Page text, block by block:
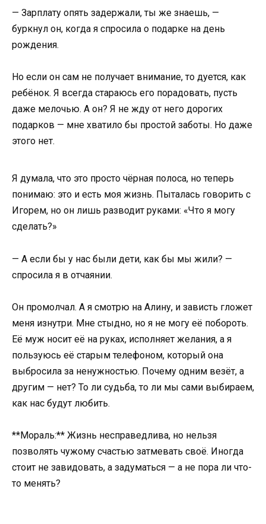
— Зарплату опять задержали, ты же знаешь, —
буркнул он, когда я спросила о подарке на день
рождения.
Но если он сам не получает внимание, то дуется, как
ребёнок. Я всегда стараюсь его порадовать, пусть
даже мелочью. А он? Я не жду от него дорогих
подарков — мне хватило бы простой заботы. Но даже
этого нет.
Я думала, что это просто чёрная полоса, но теперь
понимаю: это и есть моя жизнь. Пыталась говорить с
Игорем, но он лишь разводит руками: «Что я могу
сделать?»
— А если бы у нас были дети, как бы мы жили? —
спросила я в отчаянии.
Он промолчал. А я смотрю на Алину, и зависть гложет
меня изнутри. Мне стыдно, но я не могу её побороть.
Её муж носит её на руках, исполняет желания, а я
пользуюсь её старым телефоном, который она
выбросила за ненужностью. Почему одним везёт, а
другим — нет? То ли судьба, то ли мы сами выбираем,
как нас будут любить.
**Мораль:** Жизнь несправедлива, но нельзя
позволять чужому счастью затмевать своё. Иногда
стоит не завидовать, а задуматься — а не пора ли что-
то менять?